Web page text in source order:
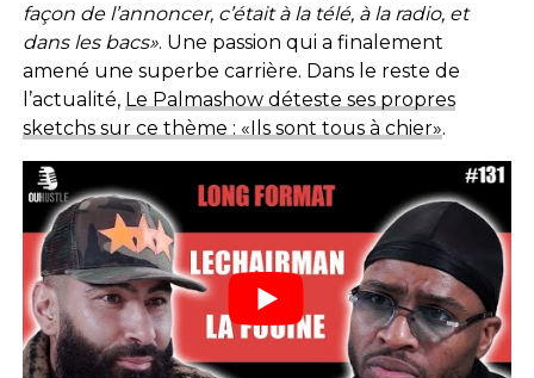
façon de l’annoncer, c’était à la télé, à la radio, et
dans les bacs». Une passion qui a finalement
amené une superbe carrière. Dans le reste de
l’actualité, Le Palmashow déteste ses propres
sketchs sur ce thème : «Ils sont tous à chier».